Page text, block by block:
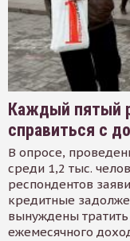
Каждый пятый
справиться с
В опросе,
среди 1,2 тыс.
респондентов
кредитные
вынуждены
ежемесячного